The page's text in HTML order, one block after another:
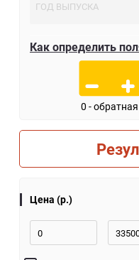
Как определить
0 - обратная
Цена (р.)